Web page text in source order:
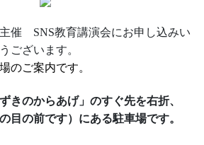
催 SNS教育講演会にお申し込みい
ございます。
のご案内です。
のからあげ」のすぐ先を右折、
目の前です）にある駐車場です。